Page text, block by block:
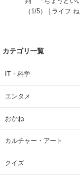
（1/5） | ライフ
カテゴリ一覧
IT・科学
エンタメ
おかね
カルチャー・アート
クイズ